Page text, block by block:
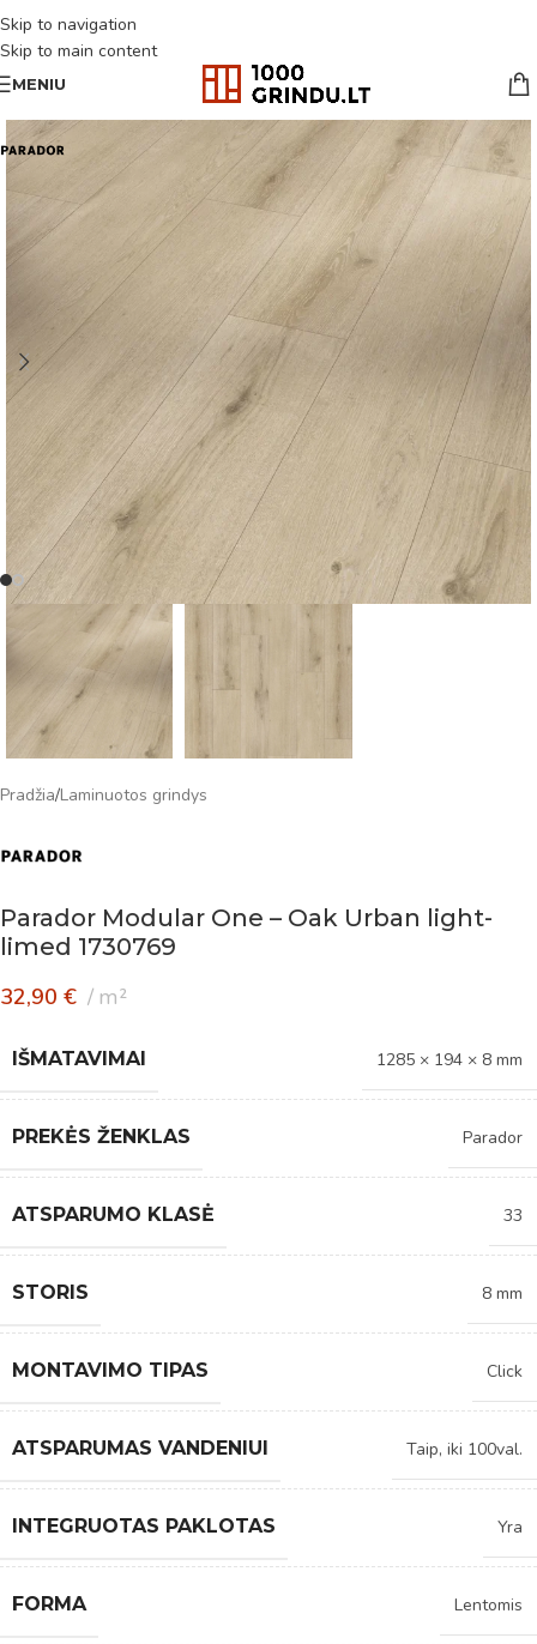
Skip to navigation
Skip to main content
MENIU
Pradžia/Laminuotos grindys
Parador Modular One – Oak Urban light-
limed 1730769
32,90 € m²
IŠMATAVIMAI 1285 × 194 × 8 mm
PREKĖS ŽENKLAS Parador
ATSPARUMO KLASĖ 33
STORIS 8 mm
MONTAVIMO TIPAS Click
ATSPARUMAS VANDENIUI Taip, iki 100val.
INTEGRUOTAS PAKLOTAS Yra
FORMA Lentomis